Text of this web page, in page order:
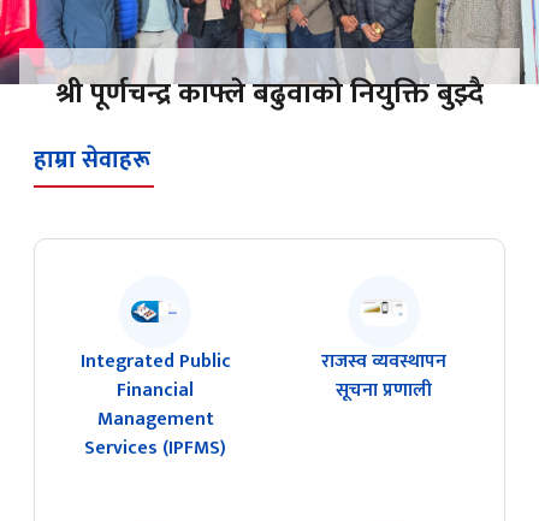
श्री पूर्णचन्द्र काफ्ले बढुवाको नियुक्ति बुझ्दै
हाम्रा सेवाहरू
Integrated Public
Financial
Management
Services (IPFMS)
राजस्व व्यवस्थापन
सूचना प्रणाली